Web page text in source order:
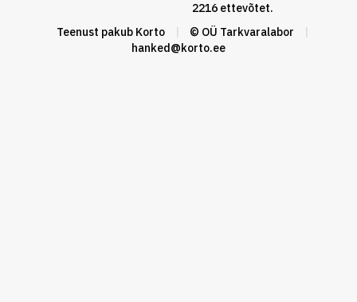
2216 ettevõtet.
Teenust pakub Korto | © OÜ Tarkvaralabor
|
hanked@korto.ee